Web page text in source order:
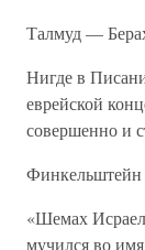
Талмуд —
Нигде в
еврейской
совершенно и
«Шемах
мучился во